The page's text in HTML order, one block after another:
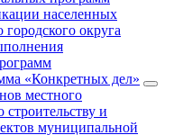
населенных
округа
«Конкретных дел»
местного
строительству и
муниципальной